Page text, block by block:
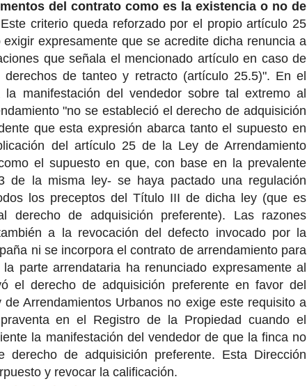
del contrato como es la existencia o no de
Este criterio queda reforzado por el propio artículo 25
expresamente que se acredite dicha renuncia a
que señala el mencionado artículo en caso de
de tanteo y retracto (artículo 25.5)". En el
manifestación del vendedor sobre tal extremo al
"no se estableció el derecho de adquisición
que esta expresión abarca tanto el supuesto en
del artículo 25 de la Ley de Arrendamiento
el supuesto en que, con base en la prevalente
de la misma ley- se haya pactado una regulación
los preceptos del Título III de dicha ley (que es
de adquisición preferente). Las razones
a la revocación del defecto invocado por la
ni se incorpora el contrato de arrendamiento para
parte arrendataria ha renunciado expresamente al
el derecho de adquisición preferente en favor del
Arrendamientos Urbanos no exige este requisito a
en el Registro de la Propiedad cuando el
la manifestación del vendedor de que la finca no
de adquisición preferente. Esta Dirección
y revocar la calificación.